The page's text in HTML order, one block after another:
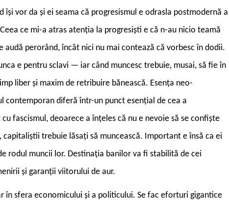
își vor da și ei seama că progresismul e odrasla postmodernă a
ce mi-a atras atenția la progresiști e că n-au nicio teamă
audă perorând, încât nici nu mai contează că vorbesc în dodii.
e pentru sclavi — iar când muncesc trebuie, musai, să fie în
liber și maxim de retribuire bănească. Esența neo-
contemporan diferă într-un punct esențial de cea a
fascismul, deoarece a înțeles că nu e nevoie să se confiște
trebuie lăsați să muncească. Important e însă ca ei
rodul muncii lor. Destinația banilor va fi stabilită de cei
și garanții viitorului de aur.
în sfera economicului și a politicului. Se fac eforturi gigantice